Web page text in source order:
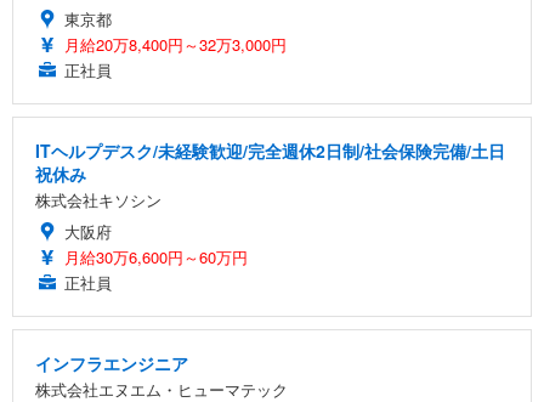
東京都
月給20万8,400円～32万3,000円
正社員
ITヘルプデスク/未経験歓迎/完全週休2日制/社会保険完備/土日
祝休み
株式会社キソシン
大阪府
月給30万6,600円～60万円
正社員
インフラエンジニア
株式会社エヌエム・ヒューマテック